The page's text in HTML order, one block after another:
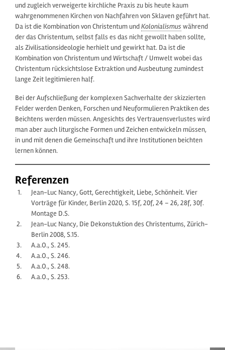
und zugleich verweigerte kirchliche Praxis zu bis heute kaum
wahrgenommenen Kirchen von Nachfahren von Sklaven geführt hat.
Da ist die Kombination von Christentum undKolonialismuswährend
der das Christentum, selbst falls es das nicht gewollt haben sollte,
als Zivilisationsideologie herhielt und gewirkt hat. Da ist die
Kombination von Christentum und Wirtschaft / Umwelt wobei das
Christentum rücksichtslose Extraktion und Ausbeutung zumindest
lange Zeit legitimieren half.
Bei der Aufschließung der komplexen Sachverhalte der skizzierten
Felder werden Denken, Forschen und Neuformulieren Praktiken des
Beichtens werden müssen. Angesichts des Vertrauensverlustes wird
man aber auch liturgische Formen und Zeichen entwickeln müssen,
in und mit denen die Gemeinschaft und ihre Institutionen beichten
lernen können.
Referenzen
Jean-Luc Nancy, Gott, Gerechtigkeit, Liebe, Schönheit. Vier
Vorträge für Kinder, Berlin 2020, S. 15f, 20f, 24 – 26, 28f, 30f.
Montage D.S.
Jean-Luc Nancy, Die Dekonstuktion des Christentums, Zürich-
Berlin 2008, S.15.
A.a.O., S. 245.
A.a.O., S. 246.
A.a.O., S. 248.
A.a.O., S. 253.